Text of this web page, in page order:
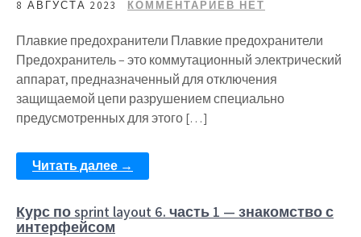
8 АВГУСТА 2023 КОММЕНТАРИЕВ НЕТ
Плавкие предохранители Плавкие предохранители
Предохранитель – это коммутационный электрический
аппарат, предназначенный для отключения
защищаемой цепи разрушением специально
предусмотренных для этого […]
Читать далее →
Курс по sprint layout 6. часть 1 — знакомство с
интерфейсом